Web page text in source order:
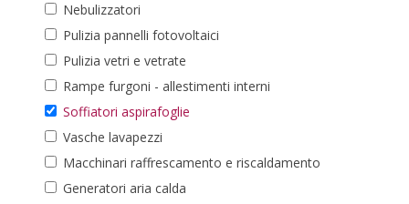
Nebulizzatori
Pulizia pannelli fotovoltaici
Pulizia vetri e vetrate
Rampe furgoni - allestimenti interni
Soffiatori aspirafoglie
Vasche lavapezzi
Macchinari raffrescamento e riscaldamento
Generatori aria calda